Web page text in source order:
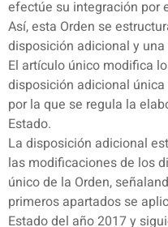
efectúe su integración por
Así, esta Orden se
disposición adicional y
El artículo único modifica
disposición adicional
por la que se regula la
Estado.
La disposición adicional
las modificaciones de los
único de la Orden,
primeros apartados se
Estado del año 2017 y